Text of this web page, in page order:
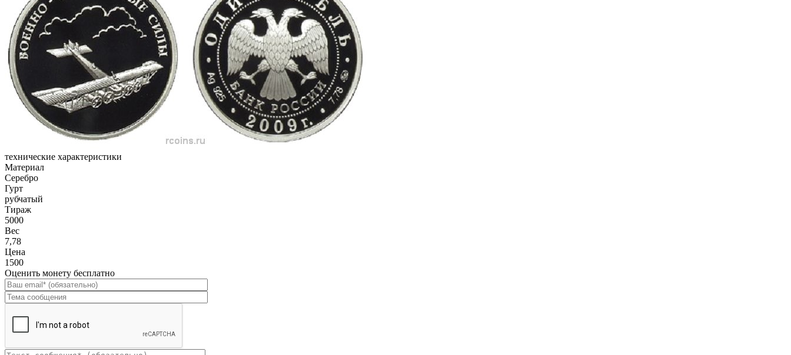
технические характеристики
Материал
Серебро
Гурт
рубчатый
Тираж
5000
Вес
7,78
Цена
1500
Оценить монету бесплатно